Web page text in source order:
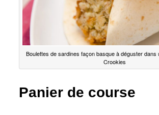
Boulettes de sardines façon basque à déguster dans
Crookies
Panier de course